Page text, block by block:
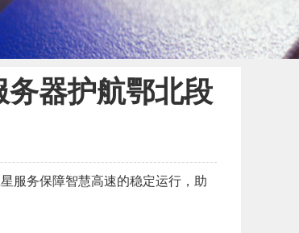
器护航鄂北段
服务保障智慧高速的稳定运行，助